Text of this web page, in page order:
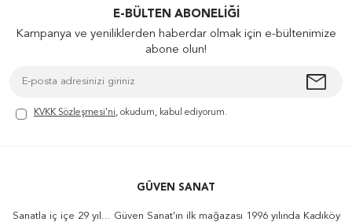
E-BÜLTEN ABONELIĞI
Kampanya ve yeniliklerden haberdar olmak için e-bültenimize
abone olun!
KVKK Sözleşmesi'ni, okudum, kabul ediyorum.
GÜVEN SANAT
Sanatla iç içe 29 yıl... Güven Sanat'ın ilk mağazası 1996 yılında Kadıköy